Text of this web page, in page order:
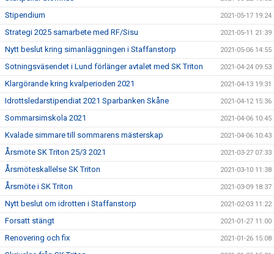
Stipendium 2021-05-17 19:24
Strategi 2025 samarbete med RF/Sisu 2021-05-11 21:39
Nytt beslut kring simanläggningen i Staffanstorp 2021-05-06 14:55
Sotningsväsendet i Lund förlänger avtalet med SK Triton 2021-04-24 09:53
Klargörande kring kvalperioden 2021 2021-04-13 19:31
Idrottsledarstipendiat 2021 Sparbanken Skåne 2021-04-12 15:36
Sommarsimskola 2021 2021-04-06 10:45
Kvalade simmare till sommarens mästerskap 2021-04-06 10:43
Årsmöte SK Triton 25/3 2021 2021-03-27 07:33
Årsmöteskallelse SK Triton 2021-03-10 11:38
Årsmöte i SK Triton 2021-03-09 18:37
Nytt beslut om idrotten i Staffanstorp 2021-02-03 11:22
Forsatt stängt 2021-01-27 11:00
Renovering och fix 2021-01-26 15:08